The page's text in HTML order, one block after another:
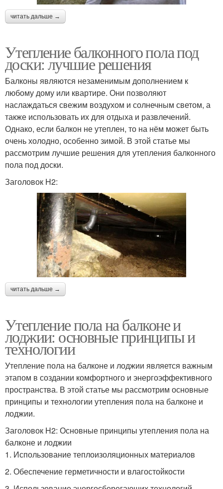
читать дальше →
Утепление балконного пола под
доски: лучшие решения
Балконы являются незаменимым дополнением к
любому дому или квартире. Они позволяют
наслаждаться свежим воздухом и солнечным светом, а
также использовать их для отдыха и развлечений.
Однако, если балкон не утеплен, то на нём может быть
очень холодно, особенно зимой. В этой статье мы
рассмотрим лучшие решения для утепления балконного
пола под доски.
Заголовок H2:
читать дальше →
Утепление пола на балконе и
лоджии: основные принципы и
технологии
Утепление пола на балконе и лоджии является важным
этапом в создании комфортного и энергоэффективного
пространства. В этой статье мы рассмотрим основные
принципы и технологии утепления пола на балконе и
лоджии.
Заголовок H2: Основные принципы утепления пола на
балконе и лоджии
1. Использование теплоизоляционных материалов
2. Обеспечение герметичности и влагостойкости